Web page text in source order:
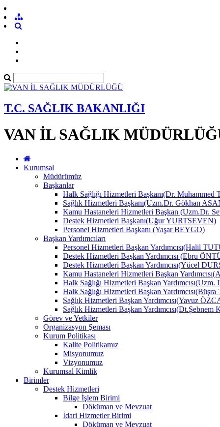
T.C. SAĞLIK BAKANLIĞI
VAN İL SAĞLIK
Kurumsal
Müdürümüz
Başkanlar
Halk Sağlığı Hizmetleri Başkanı(Dr.
Sağlık Hizmetleri Başkanı(Uzm.Dr. Gökhan
Kamu Hastaneleri Hizmetleri Başkan (Uzm.Dr.
Destek Hizmetleri Başkanı(Uğur YURTSEVEN)
Personel Hizmetleri Başkanı (Yaşar BEYGO)
Başkan Yardımcıları
Personel Hizmetleri Başkan Yardımcısı(Halil
Destek Hizmetleri Başkan Yardımcısı (Ebru
Destek Hizmetleri Başkan Yardımcısı(Yücel
Kamu Hastaneleri Hizmetleri Başkan
Halk Sağlığı Hizmetleri Başkan
Halk Sağlığı Hizmetleri Başkan
Sağlık Hizmetleri Başkan Yardımcısı(Yavuz
Sağlık Hizmetleri Başkan
Görev ve Yetkiler
Organizasyon Şeması
Kurum Politikası
Kalite Politikamız
Misyonumuz
Vizyonumuz
Kurumsal Kimlik
Birimler
Destek Hizmetleri
Bilge İşlem Birimi
Döküman ve Mevzuat
İdari Hizmetler Birimi
Döküman ve Mevzuat